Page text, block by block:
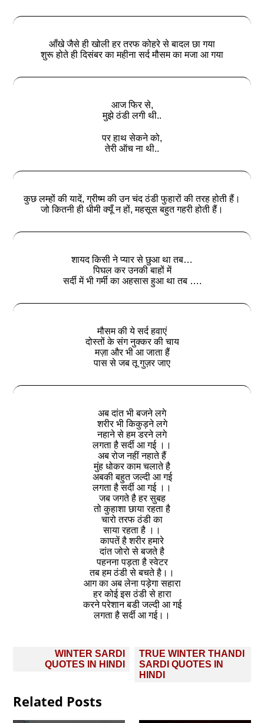
आँखे जैसे ही खोली हर तरफ कोहरे से बादल छा गया
शुरू होते ही दिसंबर का महीना सर्द मौसम का मजा आ गया
आज फिर से,
मुझे ठंडी लगी थी..
पर हाथ सेकने को,
तेरी ऑच ना थी..
कुछ लम्हों की यादें, ग्रीष्म की उन चंद ठंडी फुहारों की तरह होती हैं।
जो कितनी ही धीमी क्यूँ न हों, महसूस बहुत गहरी होती हैं।
शायद किसी ने प्यार से छुआ था तब…
पिघल कर उनकी बाहों में
सर्दी में भी गर्मी का अहसास हुआ था तब ….
मौसम की ये सर्द हवाएं
दोस्तों के संग नुक्कर की चाय
मज़ा और भी आ जाता हैं
पास से जब तू गुज़र जाए
अब दांत भी बजने लगे
शरीर भी किकुड़ने लगे
नहाने से हम डरने लगे
लगता है सर्दी आ गई ।।
अब रोज नहीं नहाते हैं
मुंह धोकर काम चलाते है
अबकी बहुत जल्दी आ गई
लगता है सर्दी आ गई ।।
जब जगते है हर सुबह
तो कुहाशा छाया रहता है
चारो तरफ ठंडी का
साया रहता है ।।
कापतें है शरीर हमारे
दांत जोरो से बजते है
पहनना पड़ता है स्वेटर
तब हम ठंडी से बचते है।।
आग का अब लेना पड़ेगा सहारा
हर कोई इस ठंडी से हारा
करने परेशान बडी जल्दी आ गई
लगता है सर्दी आ गई।।
navigation
WINTER SARDI
QUOTES IN HINDI
TRUE WINTER THANDI
SARDI QUOTES IN
HINDI
Related Posts